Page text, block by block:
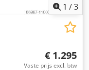
1 /3
€ 1.295
Vaste prijs excl. btw